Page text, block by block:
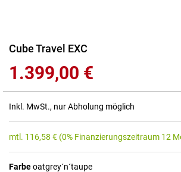
Zum
der
Bildgalerie
springen
Cube Travel EXC
1.399,00 €
Inkl. MwSt., nur Abholung möglich
mtl. 116,58 € (0% Finanzierungszeitraum 12
Farbeoatgrey´n´taupe